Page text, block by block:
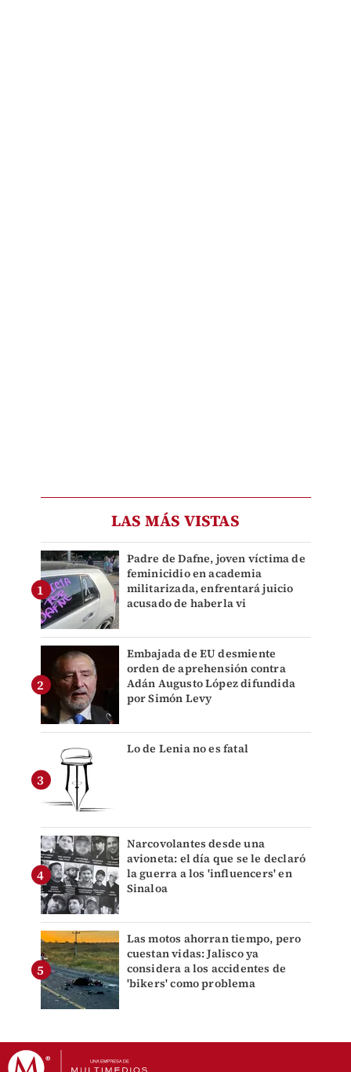
LAS MÁS VISTAS
Padre de Dafne, joven víctima de
feminicidio en academia
militarizada, enfrentará juicio
acusado de haberla vi
Embajada de EU desmiente
orden de aprehensión contra
Adán Augusto López difundida
por Simón Levy
Lo de Lenia no es fatal
Narcovolantes desde una
avioneta: el día que se le declaró
la guerra a los 'influencers' en
Sinaloa
Las motos ahorran tiempo, pero
cuestan vidas: Jalisco ya
considera a los accidentes de
'bikers' como problema